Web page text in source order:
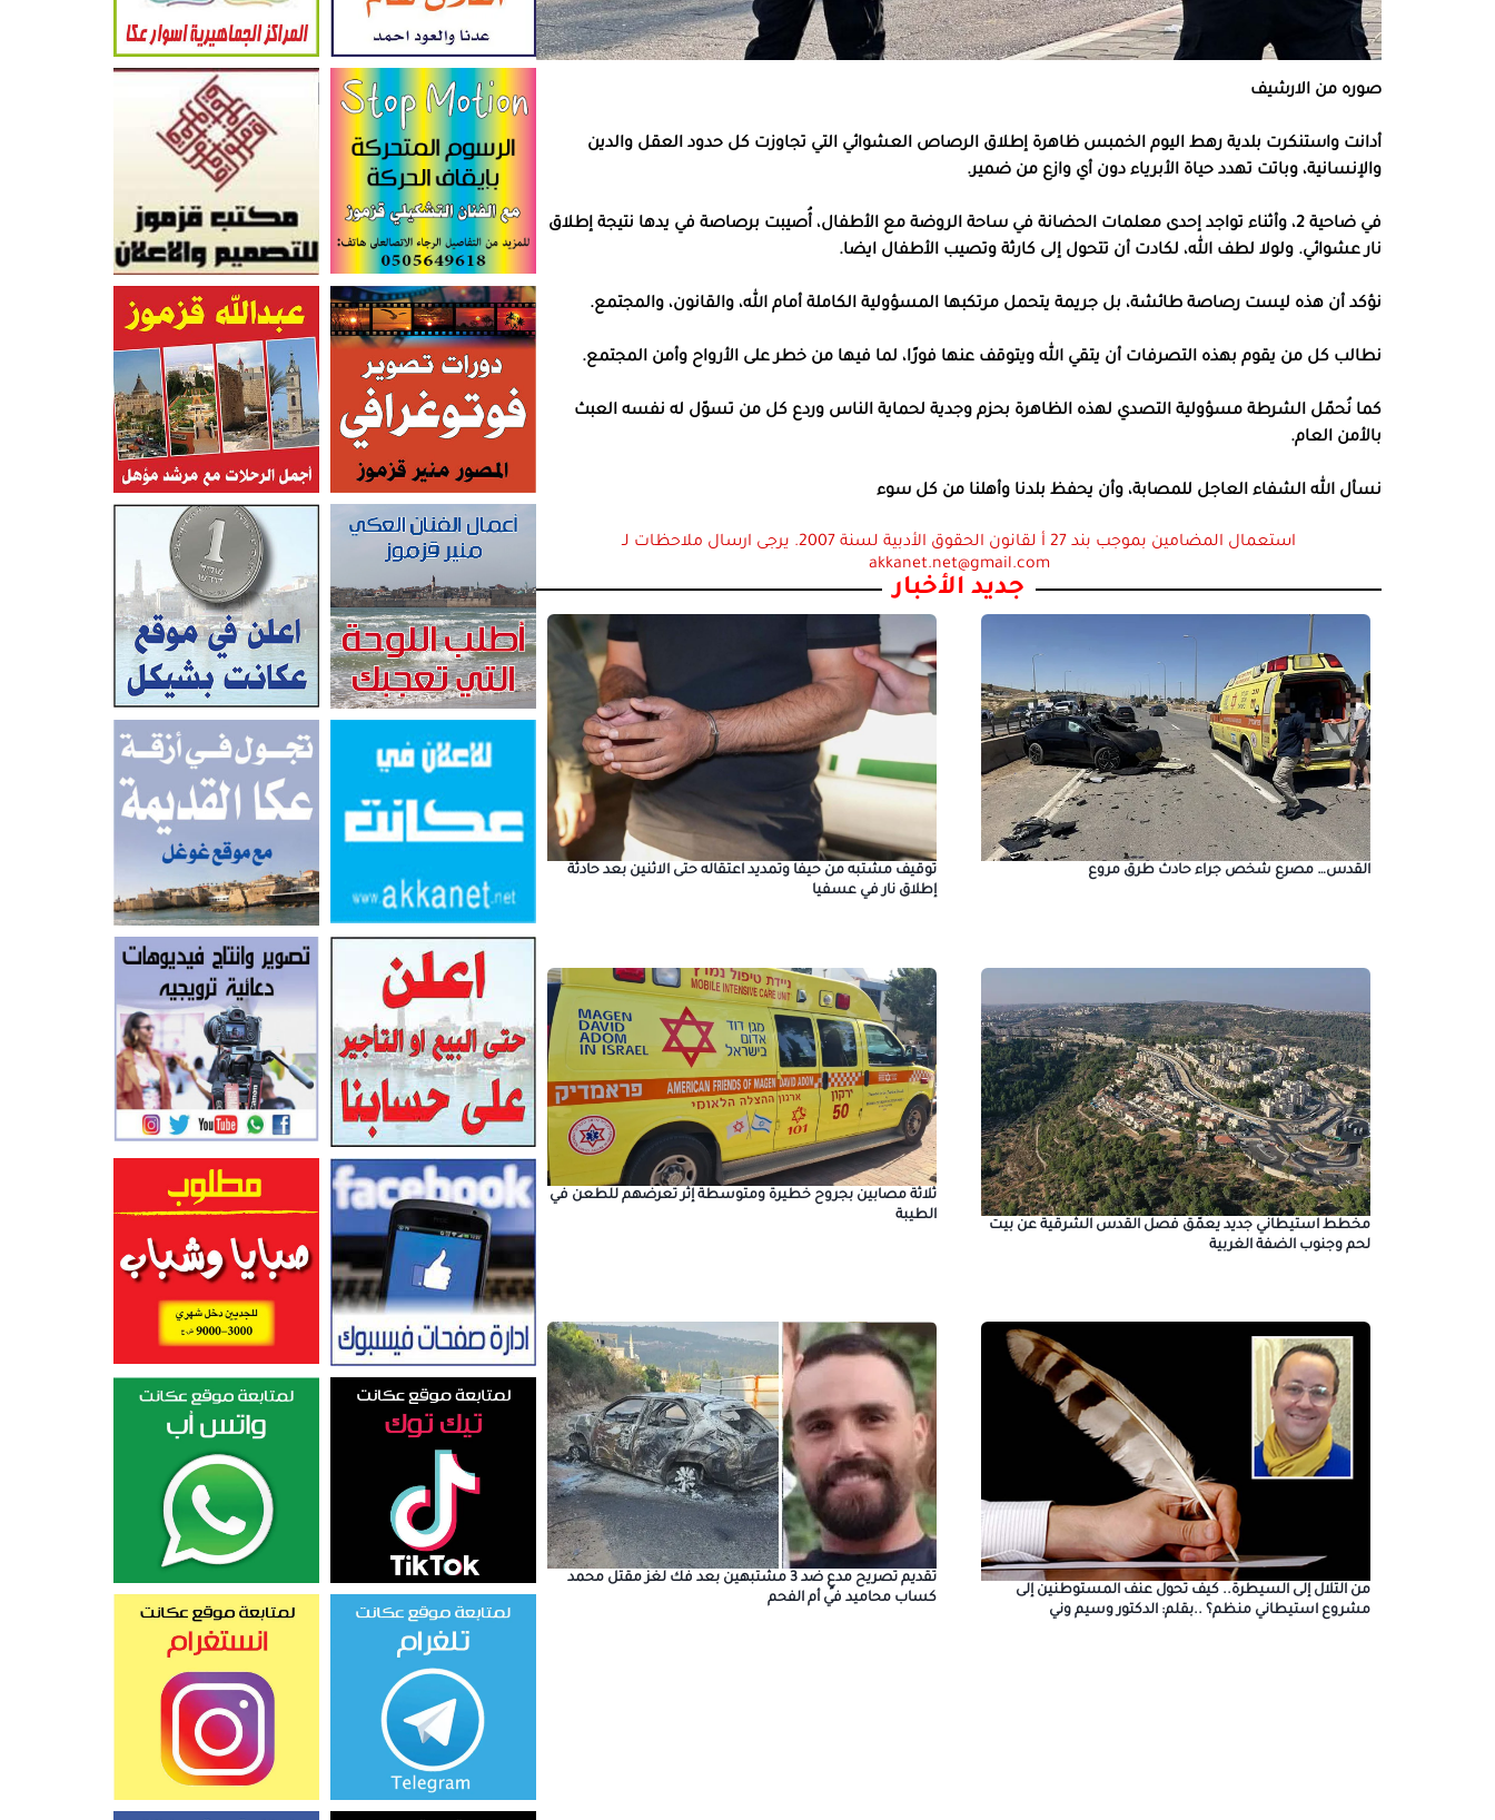
صوره من الارشيف
أدانت واستنكرت بلدية رهط اليوم الخمبس ظاهرة إطلاق الرصاص العشوائي التي تجاوزت كل حدود العقل والدين
والإنسانية، وباتت تهدد حياة الأبرياء دون أي وازع من ضمير.
في ضاحية 2، وأثناء تواجد إحدى معلمات الحضانة في ساحة الروضة مع الأطفال، أُصيبت برصاصة في يدها نتيجة إطلاق
نار عشوائي. ولولا لطف الله، لكادت أن تتحول إلى كارثة وتصيب الأطفال ايضا.
نؤكد أن هذه ليست رصاصة طائشة، بل جريمة يتحمل مرتكبها المسؤولية الكاملة أمام الله، والقانون، والمجتمع.
نطالب كل من يقوم بهذه التصرفات أن يتقي الله ويتوقف عنها فورًا، لما فيها من خطر على الأرواح وأمن المجتمع.
كما نُحمّل الشرطة مسؤولية التصدي لهذه الظاهرة بحزم وجدية لحماية الناس وردع كل من تسوّل له نفسه العبث
بالأمن العام.
نسأل الله الشفاء العاجل للمصابة، وأن يحفظ بلدنا وأهلنا من كل سوء
استعمال المضامين بموجب بند 27 أ لقانون الحقوق الأدبية لسنة 2007. يرجى ارسال ملاحظات لـ
akkanet.net@gmail.com
جديد الأخبار
القدس… مصرع شخص جراء حادث طرق مروع
توقيف مشتبه من حيفا وتمديد اعتقاله حتى الاثنين بعد حادثة
إطلاق نار في عسفيا
مخطط استيطاني جديد يعمّق فصل القدس الشرقية عن بيت
لحم وجنوب الضفة الغربية
ثلاثة مصابين بجروح خطيرة ومتوسطة إثر تعرضهم للطعن في
الطيبة
من التلال إلى السيطرة.. كيف تحول عنف المستوطنين إلى
مشروع استيطاني منظم؟ ..بقلم: الدكتور وسيم وني
تقديم تصريح مدعٍ ضد 3 مشتبهين بعد فك لغز مقتل محمد
كساب محاميد في أم الفحم